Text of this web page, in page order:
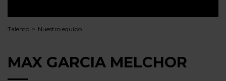
Talento Nuestro equipo
MAX GARCIA MELCHOR